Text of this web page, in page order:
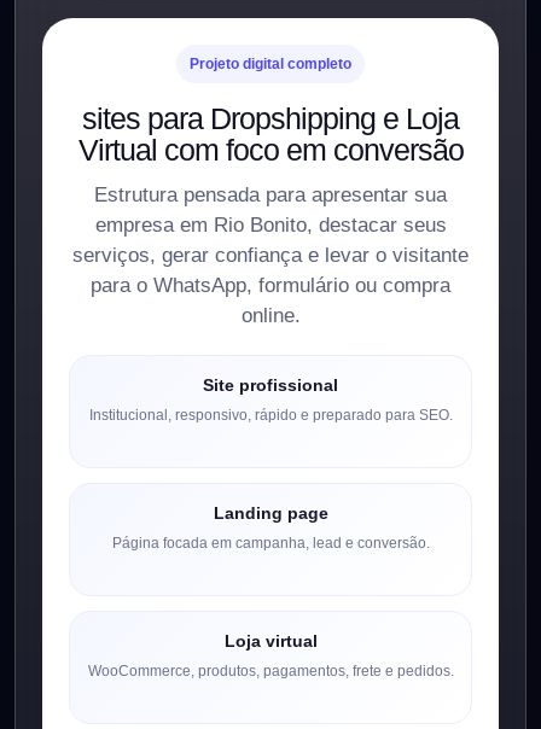
Projeto digital completo
sites para Dropshipping e Loja
Virtual com foco em conversão
Estrutura pensada para apresentar sua
empresa em Rio Bonito, destacar seus
serviços, gerar confiança e levar o visitante
para o WhatsApp, formulário ou compra
online.
Site profissional
Institucional, responsivo, rápido e preparado para SEO.
Landing page
Página focada em campanha, lead e conversão.
Loja virtual
WooCommerce, produtos, pagamentos, frete e pedidos.